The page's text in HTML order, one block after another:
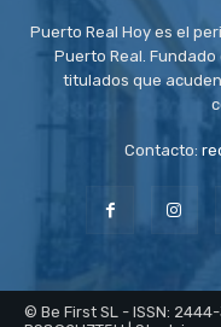
Puerto Real Hoy es el
Puerto Real.
titulados que
Contacto:
© Be First SL - ISSN: